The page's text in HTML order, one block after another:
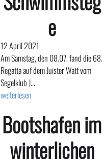
e
12 April 2021
Am Samstag, den 08.07. fand die 68.
Regatta auf dem Juister Watt vom
Segelklub J...
weiterlesen
Bootshafen im
winterlichen